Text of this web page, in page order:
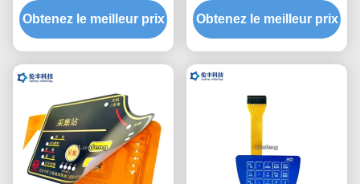
de membrane/brillants
faits sur commande
Obtenez le meilleur prix
commutateur tactile de
dôme en métal de deux
Obtenez le meilleur prix